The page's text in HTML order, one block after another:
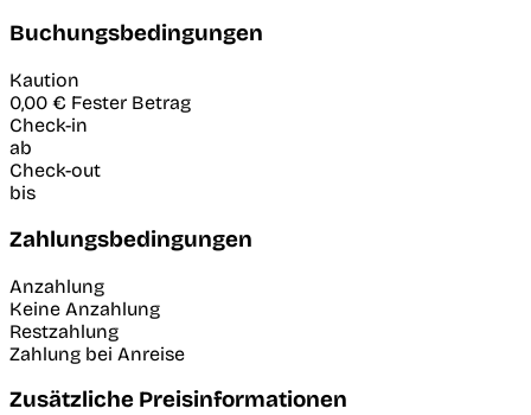
Buchungsbedingungen
Kaution
0,00 € Fester Betrag
Check-in
ab
Check-out
bis
Zahlungsbedingungen
Anzahlung
Keine Anzahlung
Restzahlung
Zahlung bei Anreise
Zusätzliche Preisinformationen